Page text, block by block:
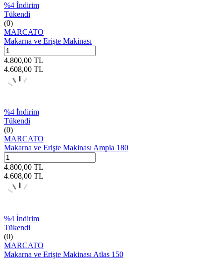
%4 İndirim
Tükendi
(0)
MARCATO
Makarna ve Erişte Makinası
4.800,00 TL
4.608,00 TL
%4 İndirim
Tükendi
(0)
MARCATO
Makarna ve Erişte Makinası Ampia 180
4.800,00 TL
4.608,00 TL
%4 İndirim
Tükendi
(0)
MARCATO
Makarna ve Erişte Makinası Atlas 150